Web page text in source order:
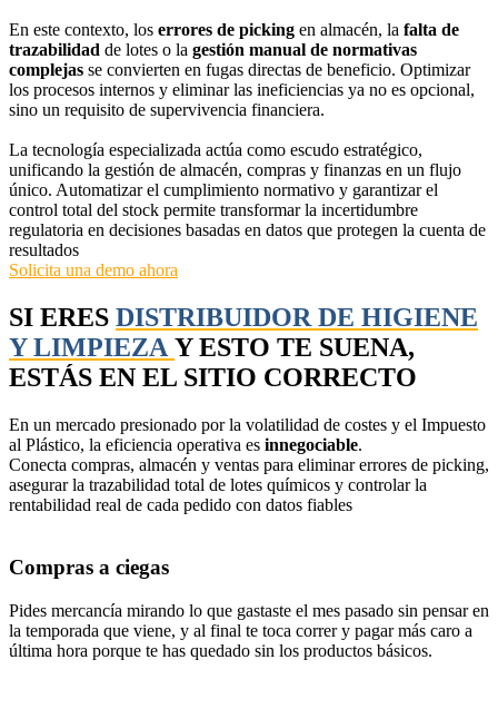
En este contexto, los errores de picking en almacén, la falta de
trazabilidad de lotes o la gestión manual de normativas
complejas se convierten en fugas directas de beneficio. Optimizar
los procesos internos y eliminar las ineficiencias ya no es opcional,
sino un requisito de supervivencia financiera.
La tecnología especializada actúa como escudo estratégico,
unificando la gestión de almacén, compras y finanzas en un flujo
único. Automatizar el cumplimiento normativo y garantizar el
control total del stock permite transformar la incertidumbre
regulatoria en decisiones basadas en datos que protegen la cuenta de
resultados
Solicita una demo ahora
SI ERES DISTRIBUIDOR DE HIGIENE
Y LIMPIEZA Y ESTO TE SUENA,
ESTÁS EN EL SITIO CORRECTO
En un mercado presionado por la volatilidad de costes y el Impuesto
al Plástico, la eficiencia operativa es innegociable.
Conecta compras, almacén y ventas para eliminar errores de picking,
asegurar la trazabilidad total de lotes químicos y controlar la
rentabilidad real de cada pedido con datos fiables
Compras a ciegas
Pides mercancía mirando lo que gastaste el mes pasado sin pensar en
la temporada que viene, y al final te toca correr y pagar más caro a
última hora porque te has quedado sin los productos básicos.